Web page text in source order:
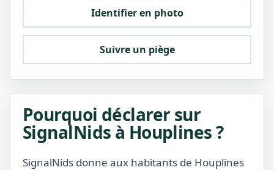
Identifier en photo
Suivre un piège
Pourquoi déclarer sur
SignalNids à Houplines ?
SignalNids donne aux habitants de Houplines